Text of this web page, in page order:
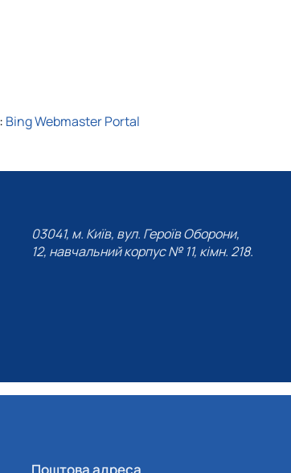
Bing Webmaster Portal
03041, м. Київ, вул. Героїв Оборони,
12, навчальний корпус № 11, кімн. 218.